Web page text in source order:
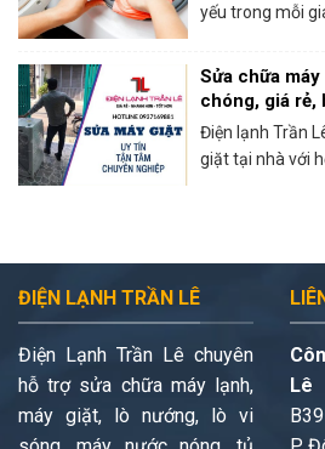
yếu trong mỗi
Sửa chữa
chóng, giá rẻ,
Điện lạnh Trần
giặt tại nhà với
ĐIỆN LẠNH TRẦN LÊ
Điện Lạnh Trần Lê chuyên
hỗ trợ sửa chữa máy lạnh,
máy giặt, lò nướng, lò vi
Lê